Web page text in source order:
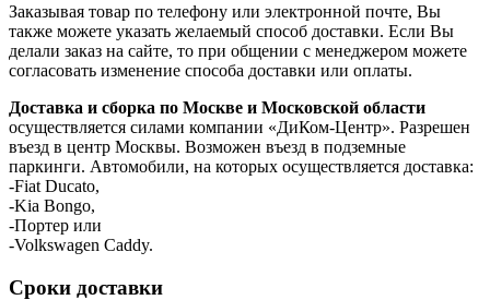
Заказывая товар по телефону или электронной почте, Вы
также можете указать желаемый способ доставки. Если Вы
делали заказ на сайте, то при общении с менеджером можете
согласовать изменение способа доставки или оплаты.
Доставка и сборка по Москве и Московской области
осуществляется силами компании «ДиКом-Центр». Разрешен
въезд в центр Москвы. Возможен въезд в подземные
паркинги. Автомобили, на которых осуществляется доставка:
-Fiat Ducato,
-Kia Bongo,
-Портер или
-Volkswagen Caddy.
Сроки доставки